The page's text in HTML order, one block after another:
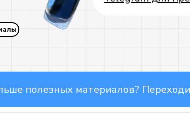
полезных материалов? Переходи по